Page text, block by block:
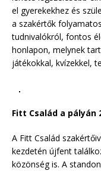
el gyerekekhez és
a szakértők
tudnivalókról, fontos
honlapon, melynek
játékokkal, kvízekkel,
Fitt Család a pályán
A Fitt Család
kezdetén újfent
közönség is. A